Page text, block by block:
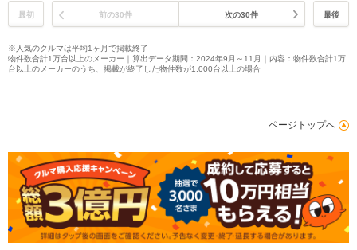
最初 前の30件 次の30件 最後
※人気のクルマは平均1ヶ月で掲載終了
物件数合計1万台以上のメーカー｜算出データ期間：2024年9月～11月｜内容：物件数合計1万
台以上のメーカーのうち、掲載が終了した物件数が1,000台以上の場合
ページトップへ